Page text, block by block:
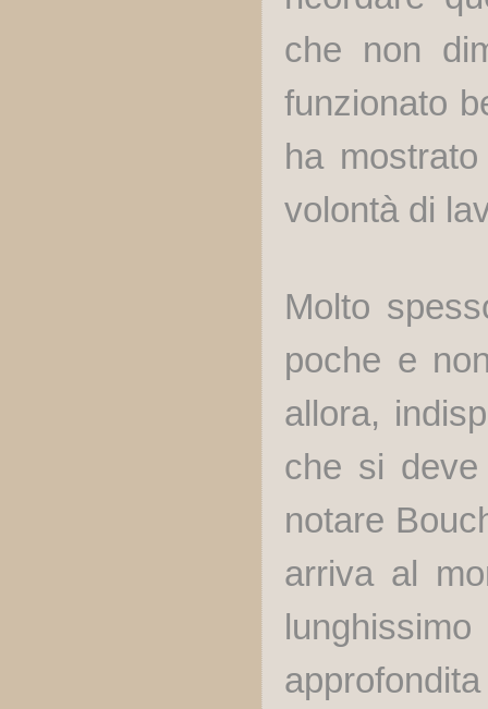
che non
funzionato
ha
volontà di
Molto
poche e
allora,
che si
notare
arriva al